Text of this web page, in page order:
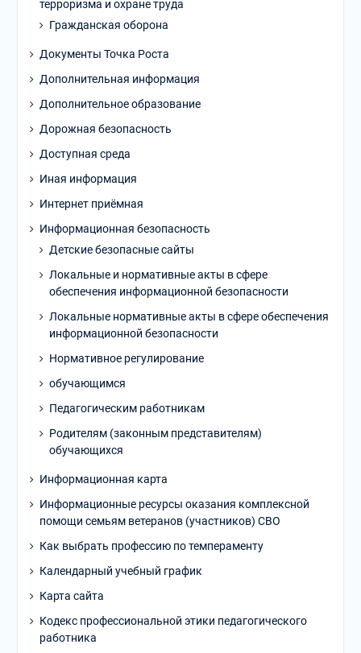
терроризма и охране труда
Гражданская оборона
Документы Точка Роста
Дополнительная информация
Дополнительное образование
Дорожная безопасность
Доступная среда
Иная информация
Интернет приёмная
Информационная безопасность
Детские безопасные сайты
Локальные и нормативные акты в сфере
обеспечения информационной безопасности
Локальные нормативные акты в сфере обеспечения
информационной безопасности
Нормативное регулирование
обучающимся
Педагогическим работникам
Родителям (законным представителям)
обучающихся
Информационная карта
Информационные ресурсы оказания комплексной
помощи семьям ветеранов (участников) СВО
Как выбрать профессию по темпераменту
Календарный учебный график
Карта сайта
Кодекс профессиональной этики педагогического
работника